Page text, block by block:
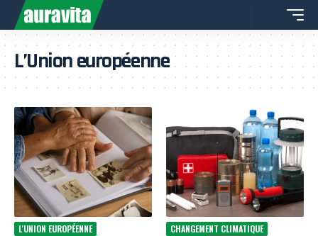
L’Union européenne
L'UNION EUROPÉENNE
CHANGEMENT CLIMATIQUE